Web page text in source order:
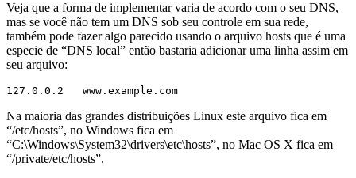
Veja que a forma de implementar varia de acordo com o seu DNS,
mas se você não tem um DNS sob seu controle em sua rede,
também pode fazer algo parecido usando o arquivo hosts que é uma
especie de “DNS local” então bastaria adicionar uma linha assim em
seu arquivo:
127.0.0.2   www.example.com
Na maioria das grandes distribuições Linux este arquivo fica em
“/etc/hosts”, no Windows fica em
“C:\Windows\System32\drivers\etc\hosts”, no Mac OS X fica em
“/private/etc/hosts”.